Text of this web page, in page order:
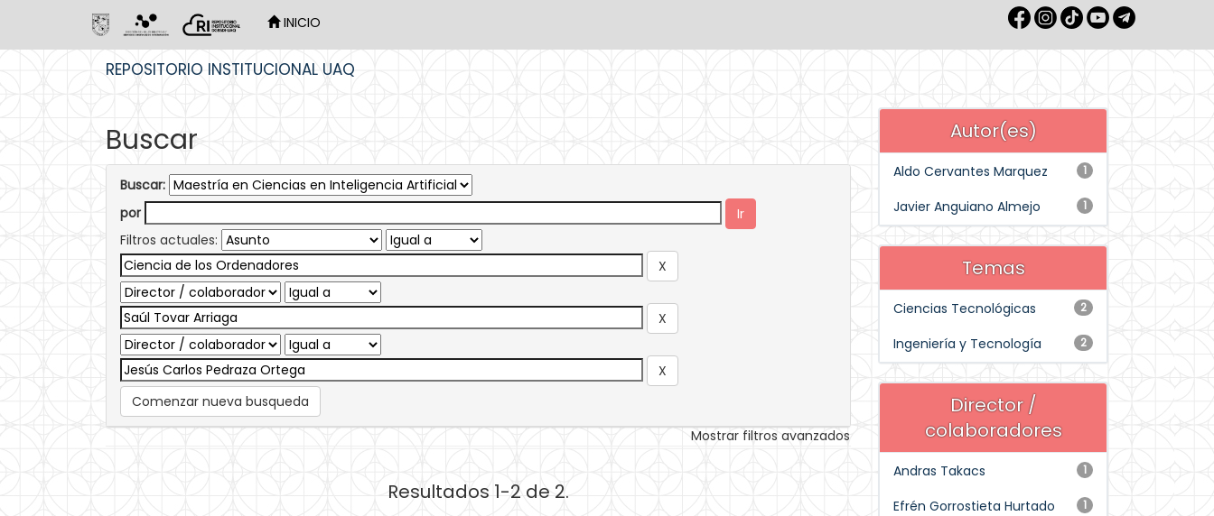
INICIO
REPOSITORIO INSTITUCIONAL UAQ
Buscar
Buscar:
por
Filtros actuales:
Comenzar nueva busqueda
Mostrar filtros avanzados
Resultados 1-2 de 2.
Autor(es)
1
Aldo Cervantes Marquez
1
Javier Anguiano Almejo
Temas
2
Ciencias Tecnológicas
2
Ingeniería y Tecnología
Director /
colaboradores
1
Andras Takacs
1
Efrén Gorrostieta Hurtado